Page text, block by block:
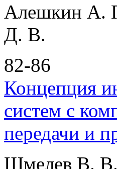
Алешкин А.
Д. В.
82-86
Концепция
систем с
передачи и
Шмелев В.